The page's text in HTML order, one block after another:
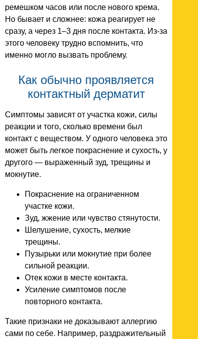
ремешком часов или после нового крема.
Но бывает и сложнее: кожа реагирует не
сразу, а через 1–3 дня после контакта. Из-за
этого человеку трудно вспомнить, что
именно могло вызвать проблему.
Как обычно проявляется
контактный дерматит
Симптомы зависят от участка кожи, силы
реакции и того, сколько времени был
контакт с веществом. У одного человека это
может быть легкое покраснение и сухость, у
другого — выраженный зуд, трещины и
мокнутие.
Покраснение на ограниченном
участке кожи.
Зуд, жжение или чувство стянутости.
Шелушение, сухость, мелкие
трещины.
Пузырьки или мокнутие при более
сильной реакции.
Отек кожи в месте контакта.
Усиление симптомов после
повторного контакта.
Такие признаки не доказывают аллергию
сами по себе. Например, раздражительный